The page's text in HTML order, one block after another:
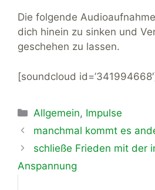
Die folgende
dich hinein zu sinken und
geschehen zu lassen.
[soundcloud
Kategorien
Allgemein, Impulse
manchmal kommt es
schließe Frieden mit der
Anspannung